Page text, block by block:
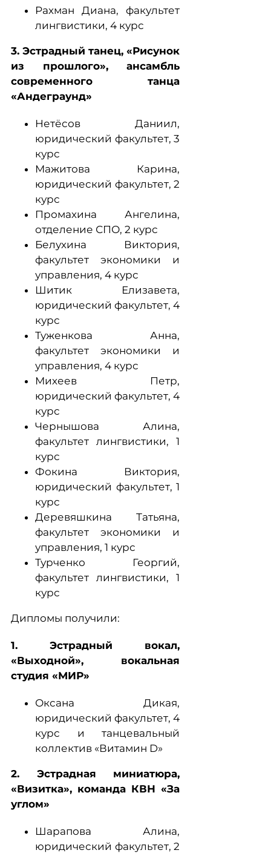
Рахман Диана, факультет
лингвистики, 4 курс
3. Эстрадный танец, «Рисунок
из прошлого», ансамбль
современного танца
«Андеграунд»
Нетёсов Даниил,
юридический факультет, 3
курс
Мажитова Карина,
юридический факультет, 2
курс
Промахина Ангелина,
отделение СПО, 2 курс
Белухина Виктория,
факультет экономики и
управления, 4 курс
Шитик Елизавета,
юридический факультет, 4
курс
Туженкова Анна,
факультет экономики и
управления, 4 курс
Михеев Петр,
юридический факультет, 4
курс
Чернышова Алина,
факультет лингвистики, 1
курс
Фокина Виктория,
юридический факультет, 1
курс
Деревяшкина Татьяна,
факультет экономики и
управления, 1 курс
Турченко Георгий,
факультет лингвистики, 1
курс
Дипломы получили:
1. Эстрадный вокал,
«Выходной», вокальная
студия «МИР»
Оксана Дикая,
юридический факультет, 4
курс и танцевальный
коллектив «Витамин D»
2. Эстрадная миниатюра,
«Визитка», команда КВН «За
углом»
Шарапова Алина,
юридический факультет, 2